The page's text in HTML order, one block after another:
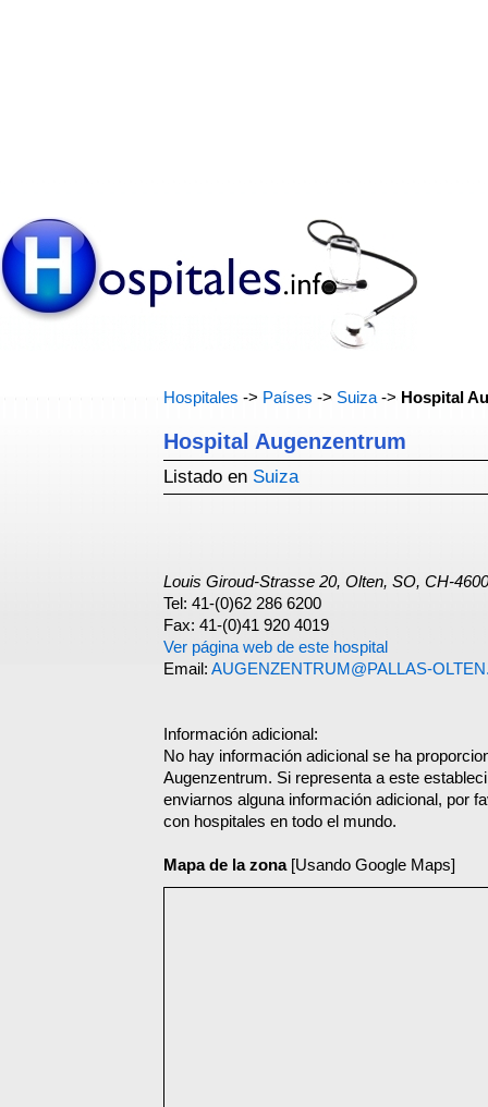
Hospitales -> Países -> Suiza -> Hospital
Hospital Augenzentrum
Listado en Suiza
Louis Giroud-Strasse 20, Olten, SO, CH-4600
Tel: 41-(0)62 286 6200
Fax: 41-(0)41 920 4019
Ver página web de este hospital
Email: AUGENZENTRUM@PALLAS-
Información adicional:
No hay información adicional se ha
Augenzentrum. Si representa a este
enviarnos alguna información adicional, por
con hospitales en todo el mundo.
Mapa de la zona[Usando Google Maps]